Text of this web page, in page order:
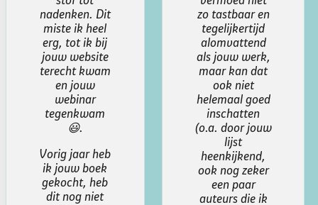
zo tastbaar en
tegelijkertijd
alomvattend
als jouw werk,
maar kan dat
ook niet
helemaal goed
inschatten
(o.a. door jouw
heenkijkend,
ook nog zeker
een paar
auteurs die ik
besteld een
heel
bijzondere
vind.
Ik heb
aantal
andere
sets, maar
deze geven
zo’n mooie
extra
verdieping
en